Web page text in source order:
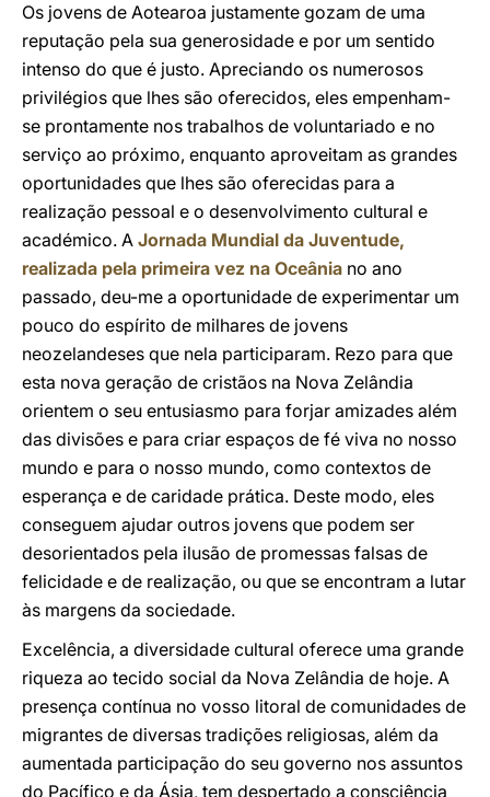
Os jovens de Aotearoa justamente gozam de uma
reputação pela sua generosidade e por um sentido
intenso do que é justo. Apreciando os numerosos
privilégios que lhes são oferecidos, eles empenham-
se prontamente nos trabalhos de voluntariado e no
serviço ao próximo, enquanto aproveitam as grandes
oportunidades que lhes são oferecidas para a
realização pessoal e o desenvolvimento cultural e
académico. A Jornada Mundial da Juventude,
realizada pela primeira vez na Oceânia no ano
passado, deu-me a oportunidade de experimentar um
pouco do espírito de milhares de jovens
neozelandeses que nela participaram. Rezo para que
esta nova geração de cristãos na Nova Zelândia
orientem o seu entusiasmo para forjar amizades além
das divisões e para criar espaços de fé viva no nosso
mundo e para o nosso mundo, como contextos de
esperança e de caridade prática. Deste modo, eles
conseguem ajudar outros jovens que podem ser
desorientados pela ilusão de promessas falsas de
felicidade e de realização, ou que se encontram a lutar
às margens da sociedade.
Excelência, a diversidade cultural oferece uma grande
riqueza ao tecido social da Nova Zelândia de hoje. A
presença contínua no vosso litoral de comunidades de
migrantes de diversas tradições religiosas, além da
aumentada participação do seu governo nos assuntos
do Pacífico e da Ásia, tem despertado a consciência